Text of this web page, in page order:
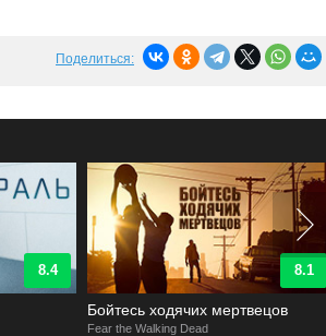
Поделиться:
8.4 8.1
Бойтесь ходячих мертвецов
Fear the Walking Dead